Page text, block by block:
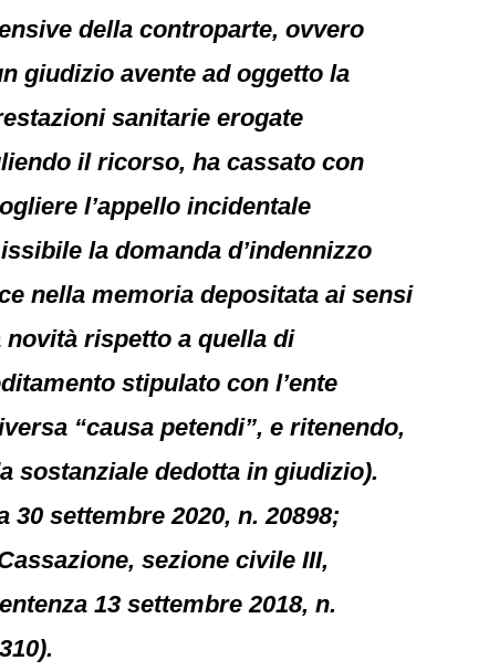
della controparte, ovvero
giudizio avente ad oggetto la
sanitarie erogate
il ricorso, ha cassato con
l’appello incidentale
la domanda d’indennizzo
nella memoria depositata ai sensi
novità rispetto a quella di
stipulato con l’ente
“causa petendi”, e ritenendo,
sostanziale dedotta in giudizio).
settembre 2020, n. 20898;
sezione civile III,
13 settembre 2018, n.